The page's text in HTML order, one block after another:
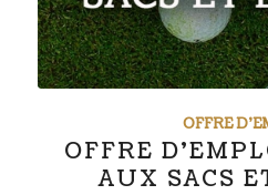
OFFRE
OFFRE
AUX SACS